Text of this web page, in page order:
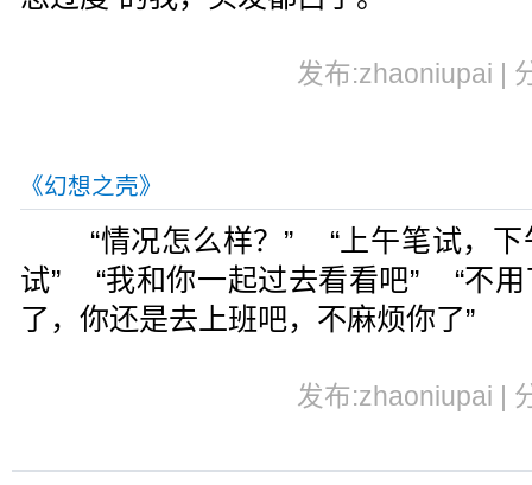
发布:zhaoniupai |
《幻想之壳》
“情况怎么样？” “上午笔试，下
试” “我和你一起过去看看吧” “不用
了，你还是去上班吧，不麻烦你了”
发布:zhaoniupai |